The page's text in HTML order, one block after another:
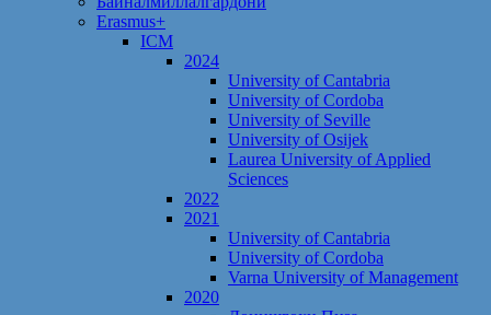
Erasmus+
ICM
2024
University of Cantabria
University of Cordoba
University of Seville
University of Osijek
Laurea University of Applied
Sciences
2022
2021
University of Cantabria
University of Cordoba
Varna University of Management
2020